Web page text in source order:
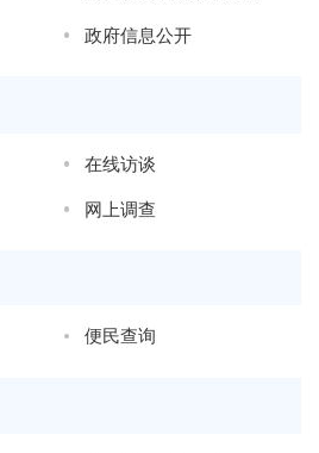
政府信息公开
在线访谈
网上调查
便民查询